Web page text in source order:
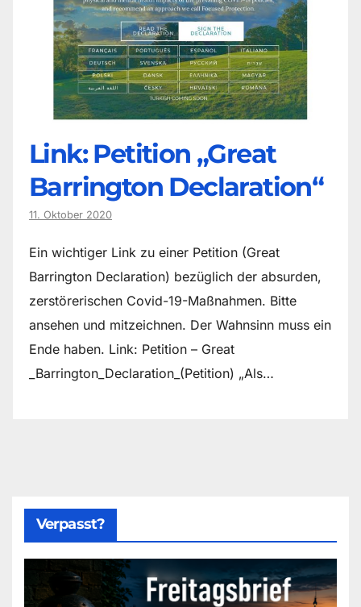
Link: Petition „Great
Barrington Declaration“
11. Oktober 2020
Ein wichtiger Link zu einer Petition (Great
Barrington Declaration) bezüglich der absurden,
zerstörerischen Covid-19-Maßnahmen. Bitte
ansehen und mitzeichnen. Der Wahnsinn muss ein
Ende haben. Link: Petition – Great
_Barrington_Declaration_(Petition) „Als…
Verpasst?